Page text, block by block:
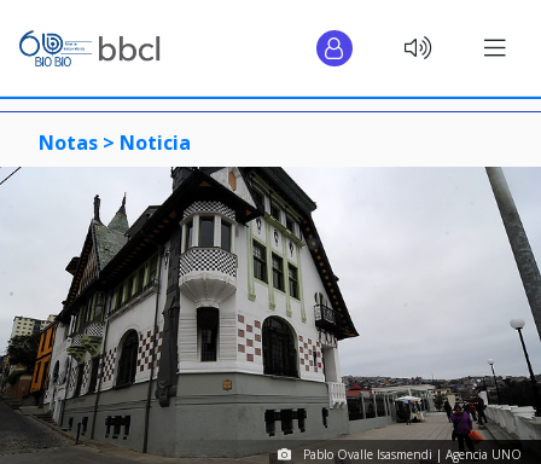
Notas > Noticia
Pablo Ovalle Isasmendi | Agencia UNO